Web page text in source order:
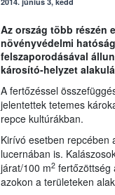
Az ország több részén
növényvédelmi
felszaporodásával
károsító-helyzet
A fertőzéssel
jelentettek tetemes
repce kultúrákban.
Kirívó esetben repcében
lucernában is.
járat/100 m2fertőzöttség
azokon a területeken